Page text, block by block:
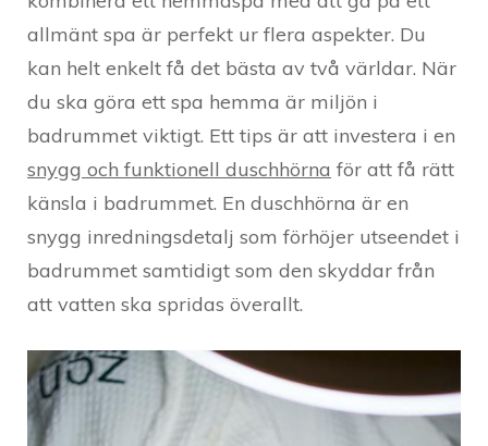
allmänt spa är perfekt ur flera aspekter. Du
kan helt enkelt få det bästa av två världar. När
du ska göra ett spa hemma är miljön i
badrummet viktigt. Ett tips är att investera i en
snygg och funktionell duschhörna för att få rätt
känsla i badrummet. En duschhörna är en
snygg inredningsdetalj som förhöjer utseendet i
badrummet samtidigt som den skyddar från
att vatten ska spridas överallt.